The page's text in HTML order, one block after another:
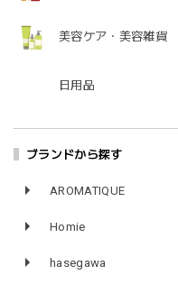
美容ケア・美容雑貨
日用品
ブランドから探す
AROMATIQUE
Homie
hasegawa